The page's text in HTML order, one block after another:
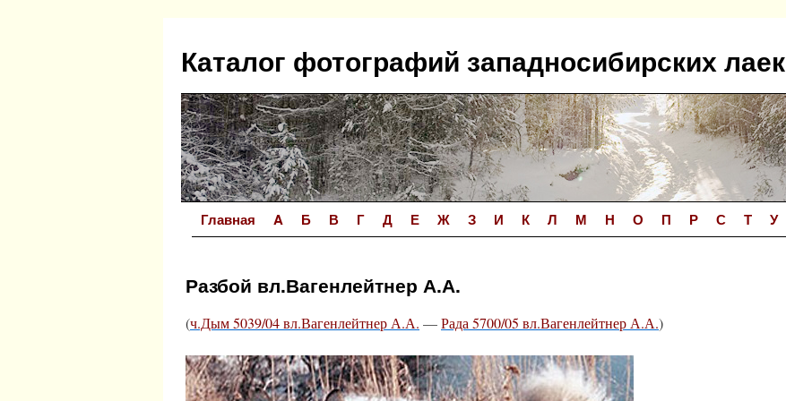
содержимому
Каталог фотографий западносибирских лаек
Главная A Б В Г Д Е Ж З И К Л М Н О П Р С Т У
Разбой вл.Вагенлейтнер А.А.
(ч.Дым 5039/04 вл.Вагенлейтнер А.А. —Рада 5700/05 вл.Вагенлейтнер А.А.)